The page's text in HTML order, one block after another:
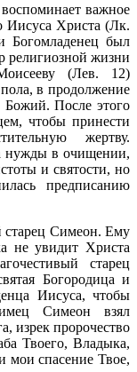
важное
Иисуса Христа (Лк.
был
религиозной жизни
(Лев. 12)
в продолжение
Божий. После этого
чтобы принести
жертву.
нужды в очищении,
и святости, но
предписанию
старец Симеон. Ему
не увидит Христа
старец
Богородица и
Иисуса, чтобы
Симеон взял
изрек пророчество
Твоего, Владыка,
мои спасение Твое,